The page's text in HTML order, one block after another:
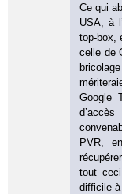
Ce qui
USA, à
top-box,
celle de
Google
PVR,
tout
difficile à